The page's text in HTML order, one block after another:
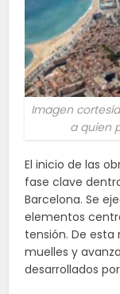
Imagen
a quien
El inicio de las
fase clave
Barcelona. Se
elementos
tensión. De
muelles y
desarrollados